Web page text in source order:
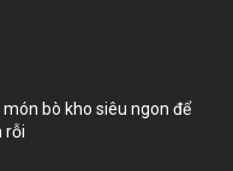
bò kho siêu ngon để
rỗi